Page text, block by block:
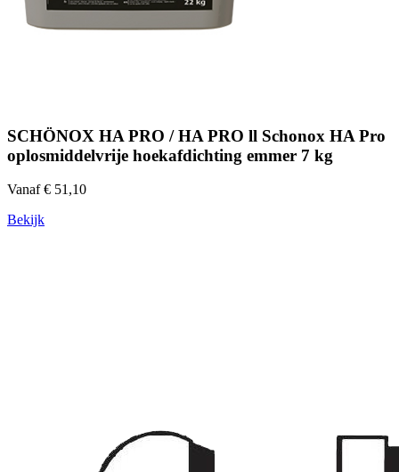
SCHÖNOX HA PRO / HA PRO ll Schonox HA Pro
oplosmiddelvrije hoekafdichting emmer 7 kg
Vanaf € 51,10
Bekijk